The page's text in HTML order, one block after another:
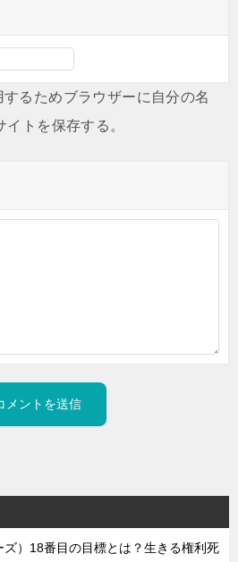
るためブラウザーに自分の名
トを保存する。
）18番目の目標とは？生きる権利死